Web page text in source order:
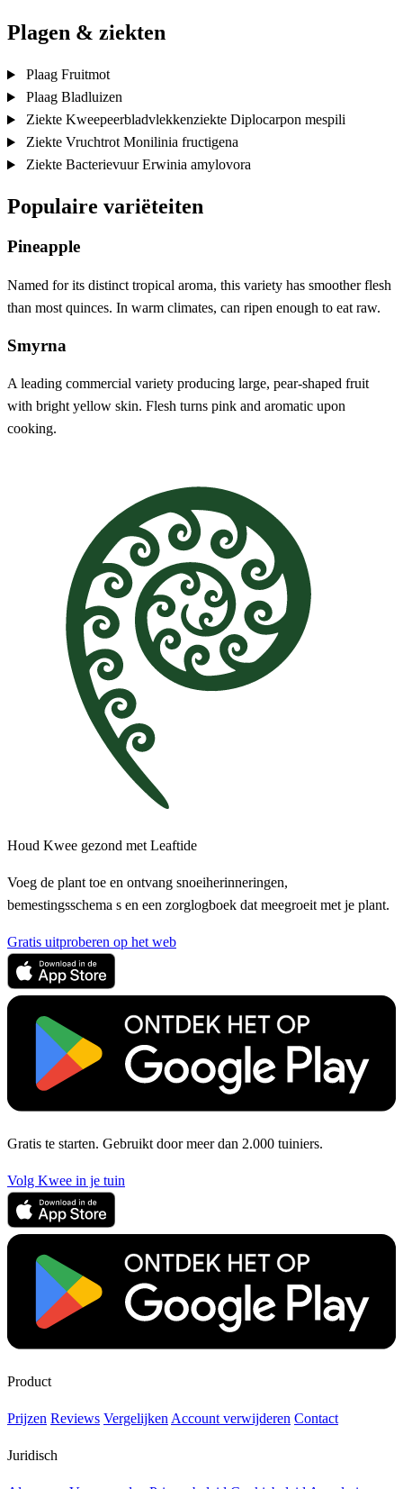
Plagen & ziekten
Plaag Fruitmot
Plaag Bladluizen
Ziekte Kweepeerbladvlekkenziekte Diplocarpon mespili
Ziekte Vruchtrot Monilinia fructigena
Ziekte Bacterievuur Erwinia amylovora
Populaire variëteiten
Pineapple
Named for its distinct tropical aroma, this variety has smoother flesh
than most quinces. In warm climates, can ripen enough to eat raw.
Smyrna
A leading commercial variety producing large, pear-shaped fruit
with bright yellow skin. Flesh turns pink and aromatic upon
cooking.
Houd Kwee gezond met Leaftide
Voeg de plant toe en ontvang snoeiherinneringen,
bemestingsschema s en een zorglogboek dat meegroeit met je plant.
Gratis uitproberen op het web
Gratis te starten. Gebruikt door meer dan 2.000 tuiniers.
Volg Kwee in je tuin
Product
Prijzen Reviews Vergelijken Account verwijderen Contact
Juridisch